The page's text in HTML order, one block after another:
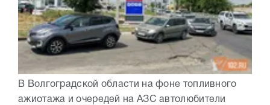
В Волгоградской области на фоне топливного
ажиотажа и очередей на АЗС автолюбители